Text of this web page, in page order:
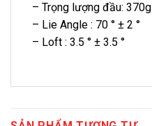
– Trọng lượng đầu: 370g
– Lie Angle : 70 ° ± 2 °
– Loft : 3.5 ° ± 3.5 °